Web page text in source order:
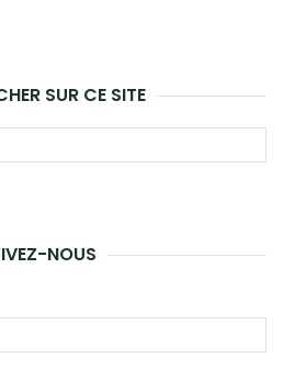
SUR CE SITE
NOUS